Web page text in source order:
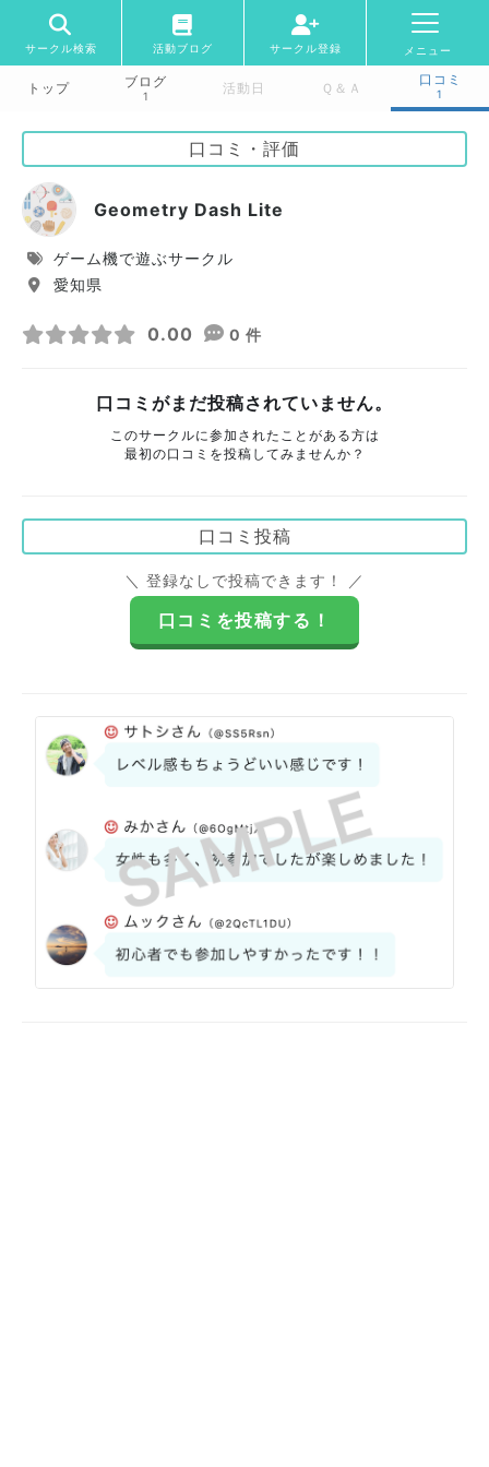
サークル検索 活動ブログ サークル登録 メニュー
トップ ブログ
1 活動日 Ｑ＆Ａ
口コミ
1
口コミ・評価
Geometry Dash Lite
ゲーム機で遊ぶサークル
愛知県
0.00 0 件
口コミがまだ投稿されていません。
このサークルに参加されたことがある方は
最初の口コミを投稿してみませんか？
口コミ投稿
＼ 登録なしで投稿できます！ ／
口コミを投稿する！